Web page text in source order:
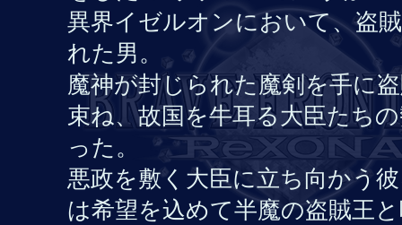
異界イゼルオンにおいて、盗
れた男。
魔神が封じられた魔剣を手に
束ね、故国を牛耳る大臣たち
った。
悪政を敷く大臣に立ち向かう
は希望を込めて半魔の盗賊王